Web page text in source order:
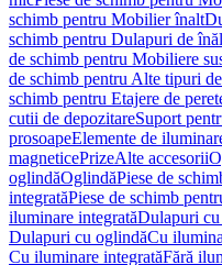
schimb pentru Mobilier înalt
schimb pentru Dulapuri de
de schimb pentru Mobiliere
de schimb pentru Alte tipuri
schimb pentru Etajere de
cutii de depozitareSuport
prosoapeElemente de
magneticePrizeAlte accesorii
oglindăOglindăPiese de
integratăPiese de schimb
iluminare integratăDulapuri
Dulapuri cu oglindăCu
Cu iluminare integratăFără